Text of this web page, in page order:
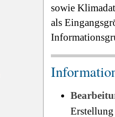
sowie
als
Erstellung